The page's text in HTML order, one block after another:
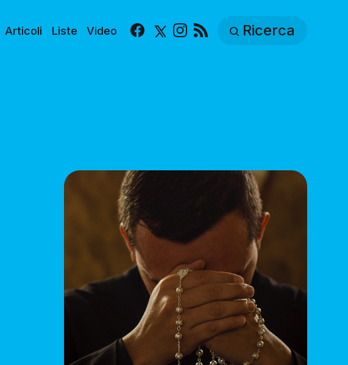
Articoli Liste Video Facebook
X Instagram Ricerca